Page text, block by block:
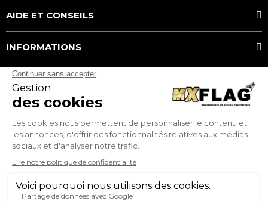
AIDE ET CONSEILS
INFORMATIONS
MOYENS DE PAIEMENT